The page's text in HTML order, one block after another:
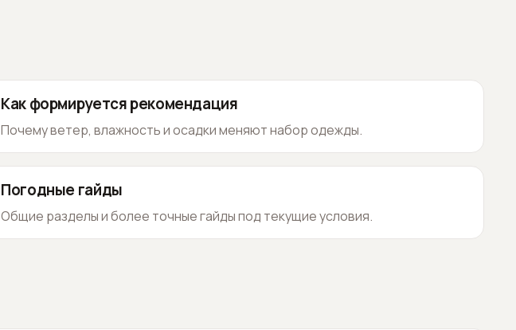
Как формируется рекомендация
Почему ветер, влажность и осадки меняют набор одежды.
Погодные гайды
Общие разделы и более точные гайды под текущие условия.